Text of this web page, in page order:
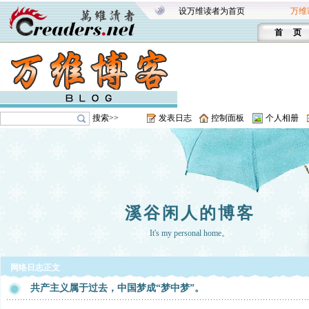
设万维读者为首页 万维
首 页
搜索>> 发表日志 控制面板 个人相册
溪谷闲人的博客
It's my personal home。
网络日志正文
共产主义属于过去，中国梦成“梦中梦”。